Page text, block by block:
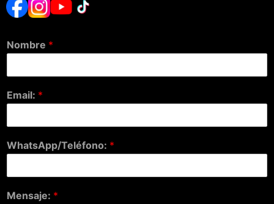
Nombre *
Email: *
WhatsApp/Teléfono: *
Mensaje: *